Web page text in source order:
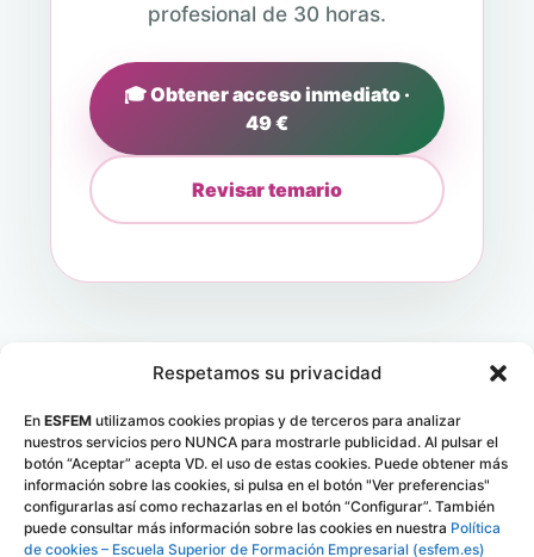
Respetamos su privacidad
En ESFEM utilizamos cookies propias y de terceros para analizar
nuestros servicios pero NUNCA para mostrarle publicidad. Al pulsar el
botón “Aceptar” acepta VD. el uso de estas cookies. Puede obtener más
información sobre las cookies, si pulsa en el botón "Ver preferencias"
configurarlas así como rechazarlas en el botón “Configurar”. También
puede consultar más información sobre las cookies en nuestra Política
de cookies – Escuela Superior de Formación Empresarial (esfem.es)
profesional de 30 horas.
🎓 Obtener acceso inmediato ·
49 €
Revisar temario
ESFEMSKILLS